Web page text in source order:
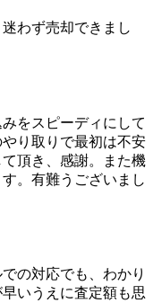
わず売却できまし
をスピーディにして
り取りで最初は不安
頂き、感謝。また機
。有難うございまし
の対応でも、わかり
いうえに査定額も思